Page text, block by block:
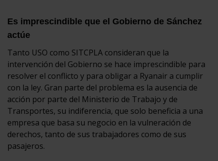
Es imprescindible que el Gobierno de Sánchez
actúe
Tanto USO como SITCPLA consideran que la
intervención del Gobierno se hace imprescindible para
resolver el conflicto y para obligar a Ryanair a cumplir
con la ley. Gran parte del problema es la ausencia de
acción por parte del Ministerio de Trabajo y de
Transportes, su indiferencia, que solo beneficia a una
empresa que basa su negocio en la vulneración de
derechos, tanto de sus trabajadores como de sus
pasajeros.